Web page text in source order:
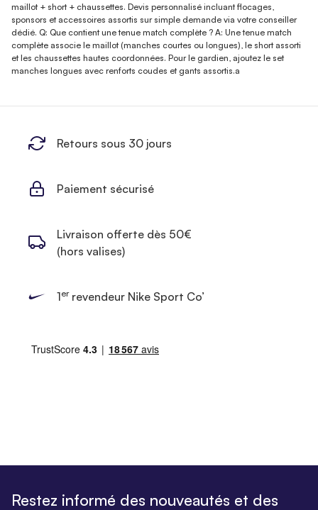
maillot + short + chaussettes. Devis personnalisé incluant flocages,
sponsors et accessoires assortis sur simple demande via votre conseiller
dédié. Q: Que contient une tenue match complète ? A: Une tenue match
complète associe le maillot (manches courtes ou longues), le short assorti
et les chaussettes hautes coordonnées. Pour le gardien, ajoutez le set
manches longues avec renforts coudes et gants assortis.a
Retours sous 30 jours
Paiement sécurisé
Livraison offerte dès 50€
(hors valises)
1errevendeur Nike Sport Co’
Restez informé des nouveautés et des